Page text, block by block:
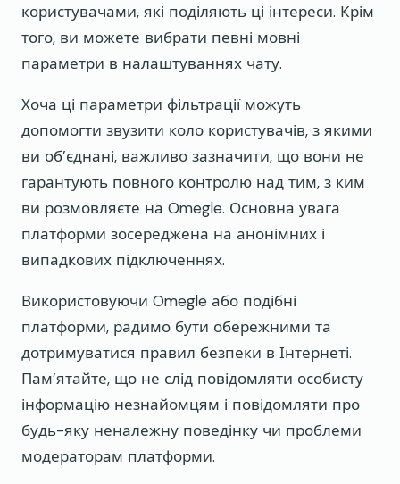
користувачами, які поділяють ці інтереси. Крім
того, ви можете вибрати певні мовні
параметри в налаштуваннях чату.
Хоча ці параметри фільтрації можуть
допомогти звузити коло користувачів, з якими
ви об’єднані, важливо зазначити, що вони не
гарантують повного контролю над тим, з ким
ви розмовляєте на Omegle. Основна увага
платформи зосереджена на анонімних і
випадкових підключеннях.
Використовуючи Omegle або подібні
платформи, радимо бути обережними та
дотримуватися правил безпеки в Інтернеті.
Пам’ятайте, що не слід повідомляти особисту
інформацію незнайомцям і повідомляти про
будь-яку неналежну поведінку чи проблеми
модераторам платформи.